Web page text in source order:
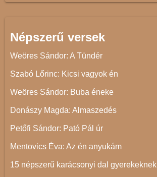
Népszerű versek
Weöres Sándor: A Tündér
Szabó Lőrinc: Kicsi vagyok én
Weöres Sándor: Buba éneke
Donászy Magda: Almaszedés
Petőfi Sándor: Pató Pál úr
Mentovics Éva: Az én anyukám
15 népszerű karácsonyi dal gyerekeknek